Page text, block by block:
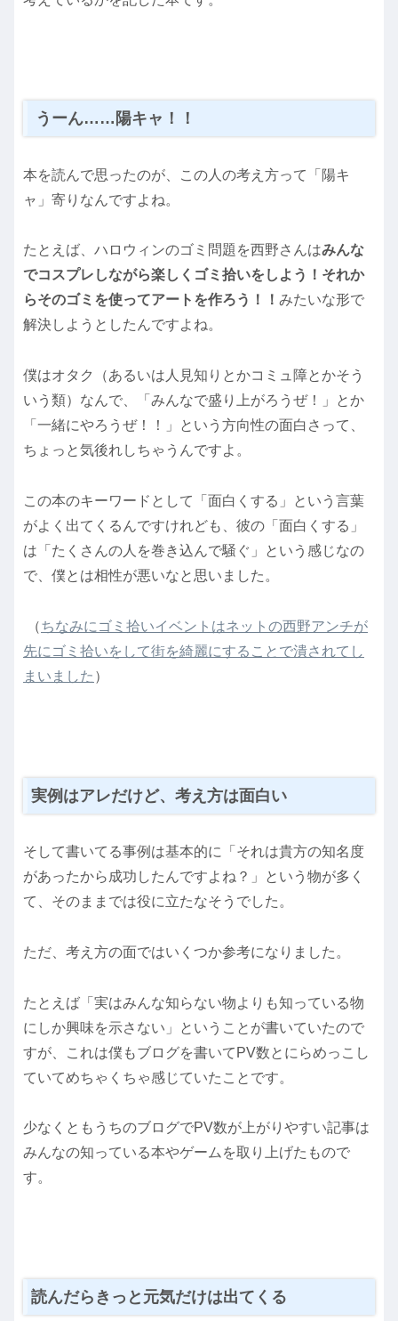
うーん……陽キャ！！
本を読んで思ったのが、この人の考え方って「陽キ
ャ」寄りなんですよね。
たとえば、ハロウィンのゴミ問題を西野さんはみんな
でコスプレしながら楽しくゴミ拾いをしよう！それか
らそのゴミを使ってアートを作ろう！！ みたいな形で
解決しようとしたんですよね。
僕はオタク（あるいは人見知りとかコミュ障とかそう
いう類）なんで、「みんなで盛り上がろうぜ！」とか
「一緒にやろうぜ！！」という方向性の面白さって、
ちょっと気後れしちゃうんですよ。
この本のキーワードとして「面白くする」という言葉
がよく出てくるんですけれども、彼の「面白くする」
は「たくさんの人を巻き込んで騒ぐ」という感じなの
で、僕とは相性が悪いなと思いました。
（ちなみにゴミ拾いイベントはネットの西野アンチが
先にゴミ拾いをして街を綺麗にすることで潰されてし
まいました ）
実例はアレだけど、考え方は面白い
そして書いてる事例は基本的に「それは貴方の知名度
があったから成功したんですよね？」という物が多く
て、そのままでは役に立たなそうでした。
ただ、考え方の面ではいくつか参考になりました。
たとえば「実はみんな知らない物よりも知っている物
にしか興味を示さない」ということが書いていたので
すが、これは僕もブログを書いてPV数とにらめっこし
ていてめちゃくちゃ感じていたことです。
少なくともうちのブログでPV数が上がりやすい記事は
みんなの知っている本やゲームを取り上げたもので
す。
読んだらきっと元気だけは出てくる